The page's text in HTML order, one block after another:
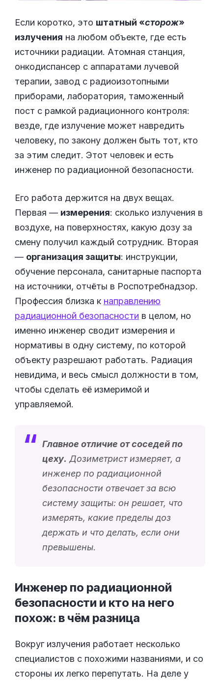
Если коротко, это штатный «сторож»
излучения на любом объекте, где есть
источники радиации. Атомная станция,
онкодиспансер с аппаратами лучевой
терапии, завод с радиоизотопными
приборами, лаборатория, таможенный
пост с рамкой радиационного контроля:
везде, где излучение может навредить
человеку, по закону должен быть тот, кто
за этим следит. Этот человек и есть
инженер по радиационной безопасности.
Его работа держится на двух вещах.
Первая — измерения: сколько излучения в
воздухе, на поверхностях, какую дозу за
смену получил каждый сотрудник. Вторая
— организация защиты: инструкции,
обучение персонала, санитарные паспорта
на источники, отчёты в Роспотребнадзор.
Профессия близка к направлению
радиационной безопасности в целом, но
именно инженер сводит измерения и
нормативы в одну систему, по которой
объекту разрешают работать. Радиация
невидима, и весь смысл должности в том,
чтобы сделать её измеримой и
управляемой.
Главное отличие от соседей по
цеху. Дозиметрист измеряет, а
инженер по радиационной
безопасности отвечает за всю
систему защиты: он решает, что
измерять, какие пределы доз
держать и что делать, если они
превышены.
Инженер по радиационной
безопасности и кто на него
похож: в чём разница
Вокруг излучения работает несколько
специалистов с похожими названиями, и со
стороны их легко перепутать. На деле у